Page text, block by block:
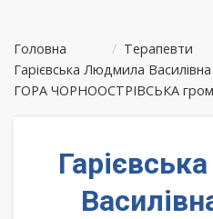
Головна / Терапевти
Гарієвська Людмила
ГОРА ЧОРНООСТРІВСЬКА